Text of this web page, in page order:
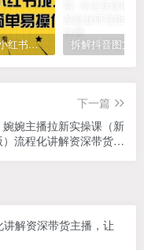
2023年最新小红书成人电商项目，简单易操作【详细教程】
下一篇
婉婉主播拉新实操课（新
）流程化讲解资深带货主
解资深带货主播，让